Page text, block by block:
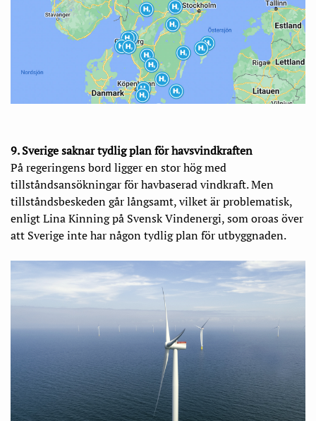
9. Sverige saknar tydlig plan för havsvindkraften
På regeringens bord ligger en stor hög med
tillståndsansökningar för havbaserad vindkraft. Men
tillståndsbeskeden går långsamt, vilket är problematisk,
enligt Lina Kinning på Svensk Vindenergi, som oroas över
att Sverige inte har någon tydlig plan för utbyggnaden.